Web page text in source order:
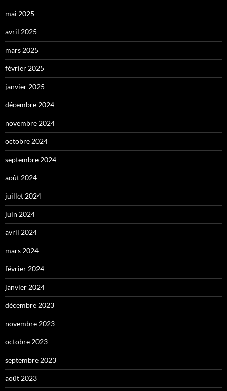
mai 2025
avril 2025
mars 2025
février 2025
janvier 2025
décembre 2024
novembre 2024
octobre 2024
septembre 2024
août 2024
juillet 2024
juin 2024
avril 2024
mars 2024
février 2024
janvier 2024
décembre 2023
novembre 2023
octobre 2023
septembre 2023
août 2023